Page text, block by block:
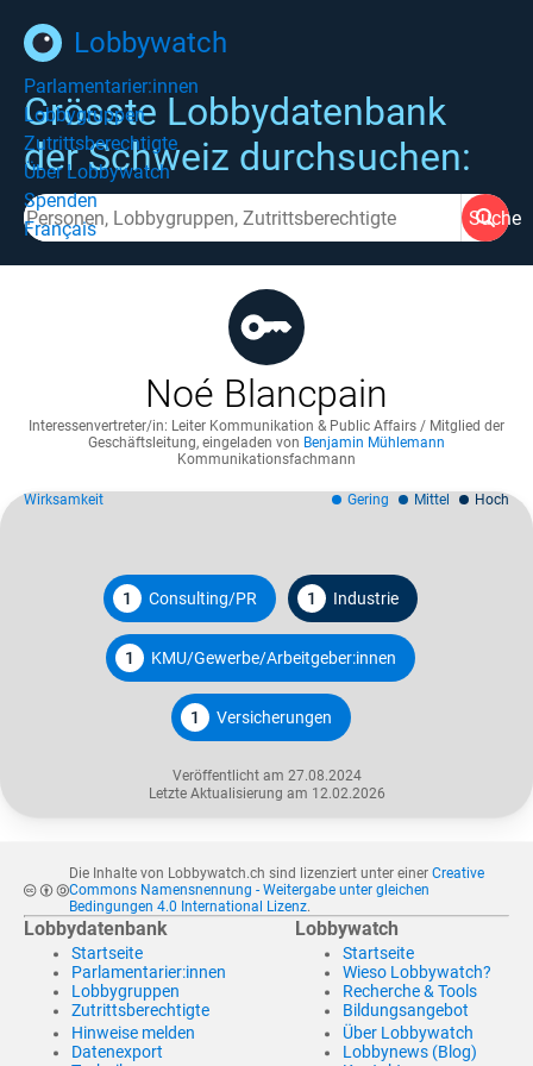
Lobbywatch
Parlamentarier:innen
Lobbygruppen
Zutrittsberechtigte
Über Lobbywatch
Spenden
Français
Grösste Lobbydatenbank
der Schweiz durchsuchen:
Suche
Noé Blancpain
Interessenvertreter/in: Leiter Kommunikation & Public Affairs / Mitglied der
Geschäftsleitung, eingeladen von Benjamin Mühlemann
Kommunikationsfachmann
1 Consulting/PR 1 Industrie
1 KMU/Gewerbe/Arbeitgeber:innen
1 Versicherungen
Veröffentlicht am 27.08.2024
Letzte Aktualisierung am 12.02.2026
Wirksamkeit Gering Mittel Hoch
Die Inhalte von Lobbywatch.ch sind lizenziert unter einer Creative
Commons Namensnennung - Weitergabe unter gleichen
Bedingungen 4.0 International Lizenz.
Lobbydatenbank
Startseite
Parlamentarier:innen
Lobbygruppen
Zutrittsberechtigte
Hinweise melden
Datenexport
Lobbywatch
Startseite
Wieso Lobbywatch?
Recherche & Tools
Bildungsangebot
Über Lobbywatch
Lobbynews (Blog)